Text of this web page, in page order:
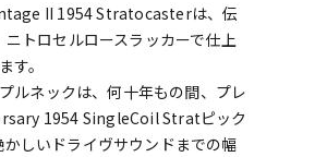
II 1954 Stratocasterは、伝
トロセルロースラッカーで仕上
。
ルネックは、何十年もの間、プレ
1954 SingleCoil Stratピック
しいドライヴサウンドまでの幅